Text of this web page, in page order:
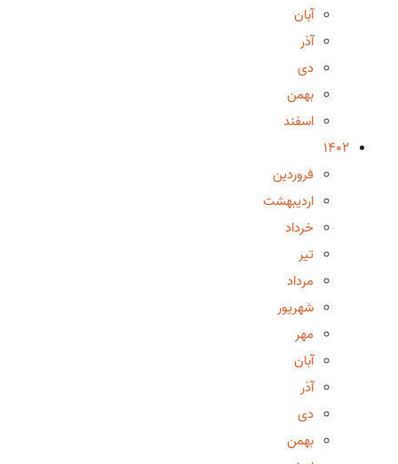
آبان
آذر
دی
بهمن
اسفند
1402
فروردین
اردیبهشت
خرداد
تیر
مرداد
شهریور
مهر
آبان
آذر
دی
بهمن